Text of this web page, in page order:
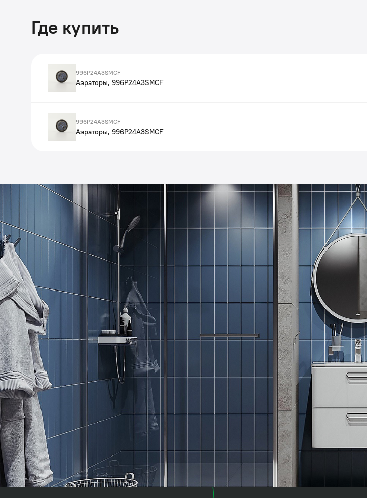
Где купить
996P24A3SMCF
Аэраторы, 996P24A3SMCF
996P24A3SMCF
Аэраторы, 996P24A3SMCF